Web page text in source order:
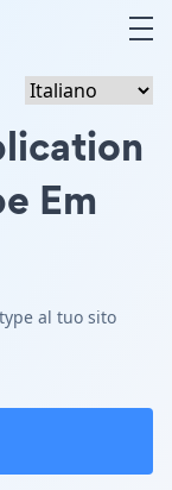
Em
al tuo sito